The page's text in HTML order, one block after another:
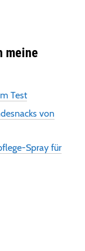
meine
Test
von
Spray für